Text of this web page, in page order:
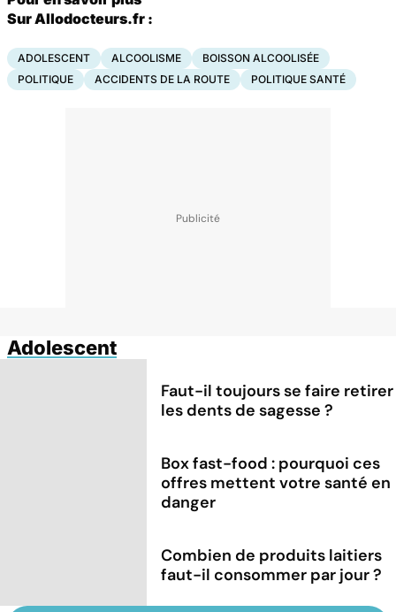
Sur Allodocteurs.fr :
ADOLESCENT ALCOOLISME
BOISSON ALCOOLISÉE
POLITIQUE
ACCIDENTS DE LA ROUTE POLITIQUE SANTÉ
Adolescent
Faut-il toujours se faire retirer
les dents de sagesse ?
Box fast-food : pourquoi ces
offres mettent votre santé en
danger
Combien de produits laitiers
faut-il consommer par jour ?